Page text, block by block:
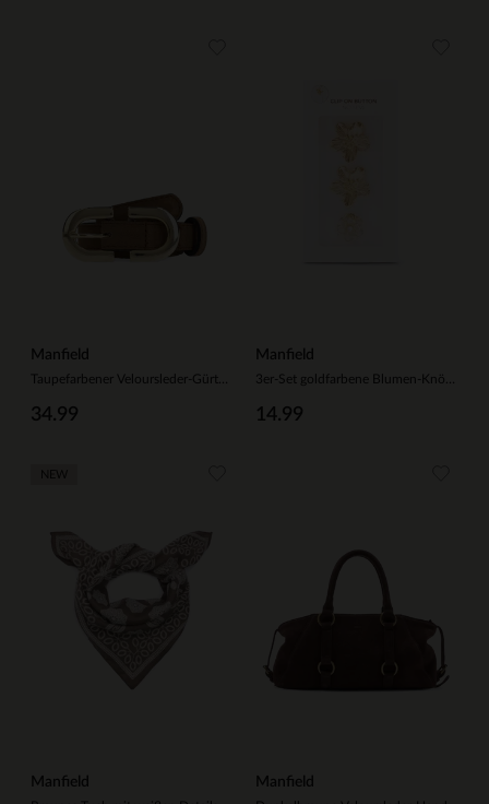
Manfield
34.99
Manfield
14.99
Manfield Manfield